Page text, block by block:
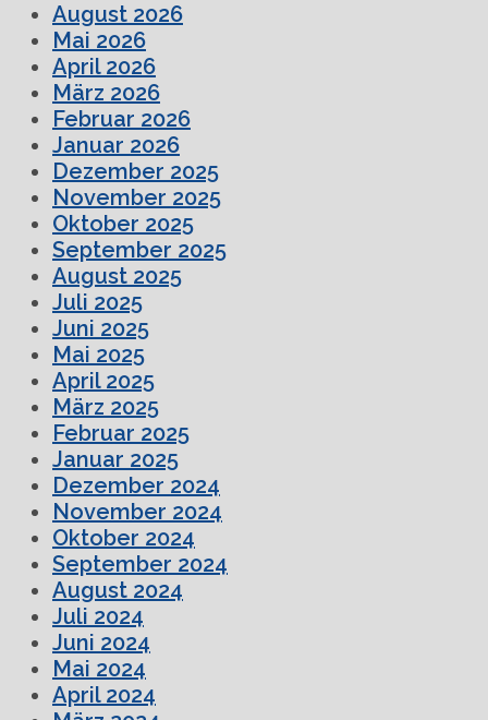
August 2026
Mai 2026
April 2026
März 2026
Februar 2026
Januar 2026
Dezember 2025
November 2025
Oktober 2025
September 2025
August 2025
Juli 2025
Juni 2025
Mai 2025
April 2025
März 2025
Februar 2025
Januar 2025
Dezember 2024
November 2024
Oktober 2024
September 2024
August 2024
Juli 2024
Juni 2024
Mai 2024
April 2024